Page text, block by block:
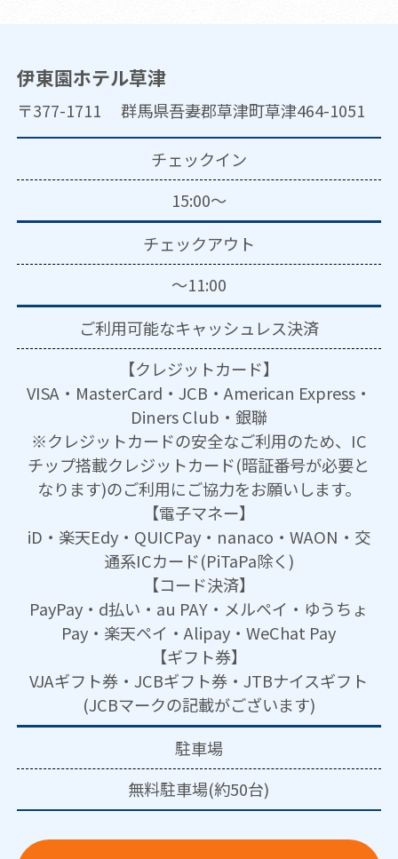
伊東園ホテル草津
〒377-1711 群馬県吾妻郡草津町草津464-1051
チェックイン
15:00～
チェックアウト
～11:00
ご利用可能なキャッシュレス決済
【クレジットカード】
VISA・MasterCard・JCB・American Express・
Diners Club・銀聯
※クレジットカードの安全なご利用のため、IC
チップ搭載クレジットカード(暗証番号が必要と
なります)のご利用にご協力をお願いします。
【電子マネー】
iD・楽天Edy・QUICPay・nanaco・WAON・交
通系ICカード(PiTaPa除く)
【コード決済】
PayPay・d払い・au PAY・メルペイ・ゆうちょ
Pay・楽天ペイ・Alipay・WeChat Pay
【ギフト券】
VJAギフト券・JCBギフト券・JTBナイスギフト
(JCBマークの記載がございます)
駐車場
無料駐車場(約50台)